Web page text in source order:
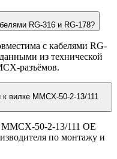
RG-316 и RG-178?
с кабелями RG-
из технической
разъёмов.
50-2-13/111 OE
по монтажу и